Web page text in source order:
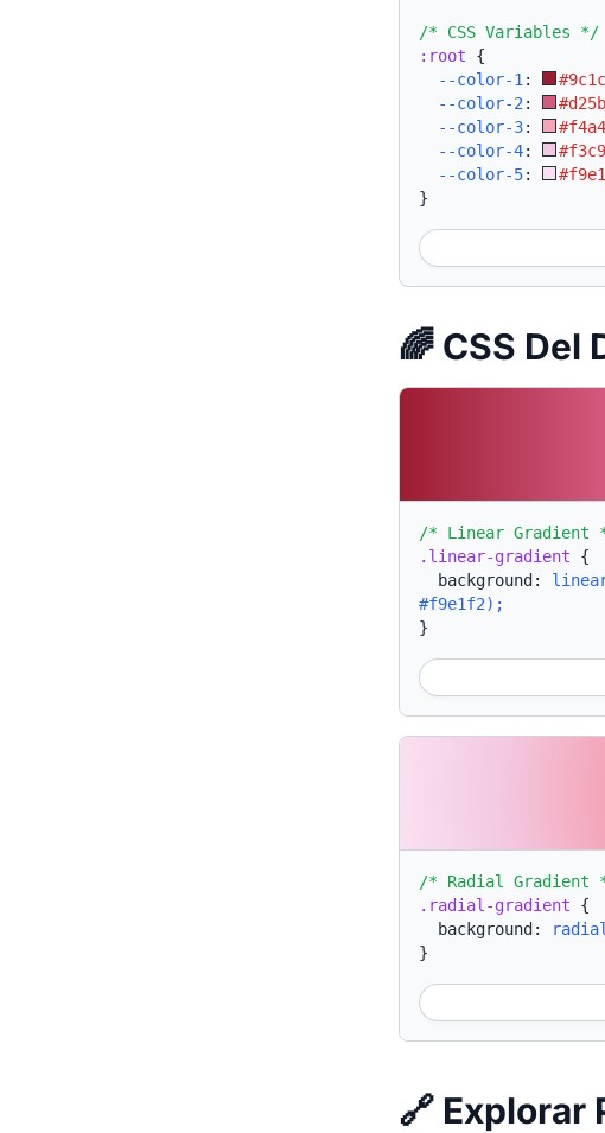
/* CSS Variables */
:root {
--color-1 :
--color-2 :
--color-3:
--color-4:
--color-5:
}
🌈 CSS Del
/* Linear Gradient
.linear-gradient {
background:
#f9e1f2);
}
/* Radial Gradient
.radial-gradient {
background:
}
🔗 Explorar